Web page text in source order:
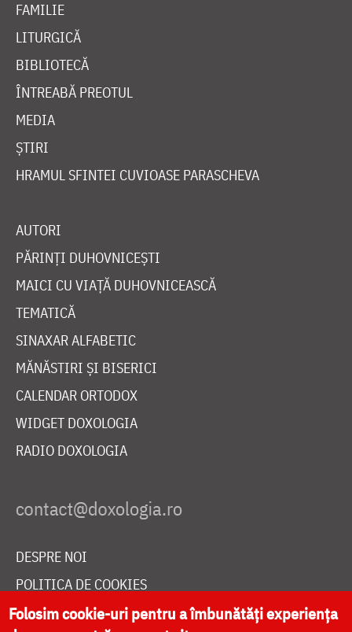
FAMILIE
LITURGICĂ
BIBLIOTECĂ
ÎNTREABĂ PREOTUL
MEDIA
ȘTIRI
HRAMUL SFINTEI CUVIOASE PARASCHEVA
AUTORI
PĂRINȚI DUHOVNICEȘTI
MAICI CU VIAȚĂ DUHOVNICEASCĂ
TEMATICĂ
SINAXAR ALFABETIC
MĂNĂSTIRI ȘI BISERICI
CALENDAR ORTODOX
WIDGET DOXOLOGIA
RADIO DOXOLOGIA
DESPRE NOI
POLITICA DE COOKIES
DONEAZĂ ONLINE PENTRU CATEDRALA NAȚIONALĂ
Folosim cookie-uri pentru a îmbunătăți experiența